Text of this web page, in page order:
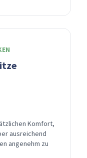
Komfort,
ausreichend
angenehm zu